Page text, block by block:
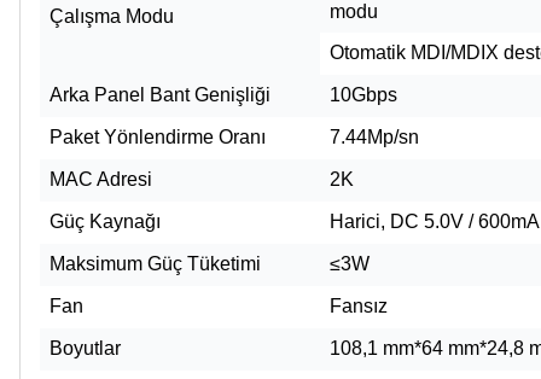
Çalışma Modu
modu
Otomatik MDI/MDIX
Arka Panel Bant Genişliği 10Gbps
Paket Yönlendirme Oranı 7.44Mp/sn
MAC Adresi 2K
Güç Kaynağı Harici, DC 5.0V / 600mA
Maksimum Güç Tüketimi ≤3W
Fan Fansız
Boyutlar 108,1 mm*64 mm*24,8